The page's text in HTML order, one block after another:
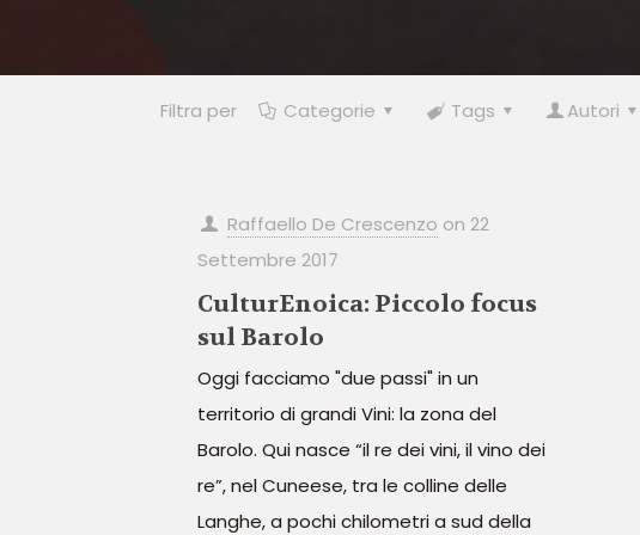
Filtra per Categorie Tags Autori
Raffaello De Crescenzo on 22
Settembre 2017
CulturEnoica: Piccolo focus
sul Barolo
Oggi facciamo "due passi" in un
territorio di grandi Vini: la zona del
Barolo. Qui nasce “il re dei vini, il vino dei
re”, nel Cuneese, tra le colline delle
Langhe, a pochi chilometri a sud della